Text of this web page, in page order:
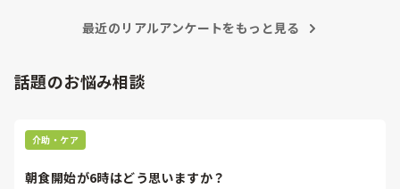
最近のリアルアンケートをもっと見る
話題のお悩み相談
介助・ケア
朝食開始が6時はどう思いますか？